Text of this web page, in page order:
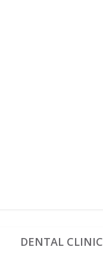
DENTAL CLINIC